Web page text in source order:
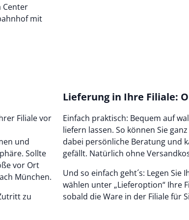
Center
mit
Filiale vor
und
Sollte
vor Ort
München.
zu
Lieferung in Ihre Filiale:
Einfach praktisch: Bequem auf
liefern lassen. So können Sie
dabei persönliche Beratung und
gefällt. Natürlich ohne
Und so einfach geht´s: Legen
wählen unter „Lieferoption“ Ihre
sobald die Ware in der Filiale für